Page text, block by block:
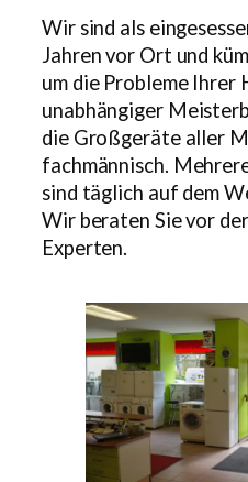
Wir sind als
Jahren vor Ort und
um die Probleme Ihrer
unabhängiger
die Großgeräte aller
fachmännisch.
sind täglich auf dem
Wir beraten Sie vor
Experten.